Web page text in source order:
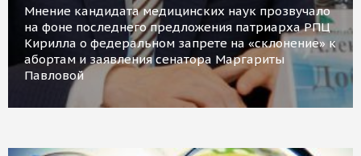
Мнение кандидата медицинских наук прозвучало
на фоне последнего предложения патриарха РПЦ
Кирилла о федеральном запрете на «склонение» к
абортам и заявления сенатора Маргариты
Павловой